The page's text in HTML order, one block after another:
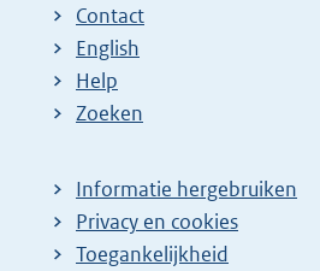
Contact
English
Help
Zoeken
Informatie hergebruiken
Privacy en cookies
Toegankelijkheid